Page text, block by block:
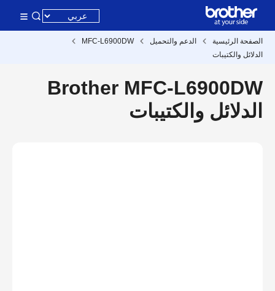
الصفحة الرئيسية الدعم والتحميل
MFC-L6900DW
الدلائل والكتيبات
Brother MFC-L6900DW
الدلائل والكتيبات